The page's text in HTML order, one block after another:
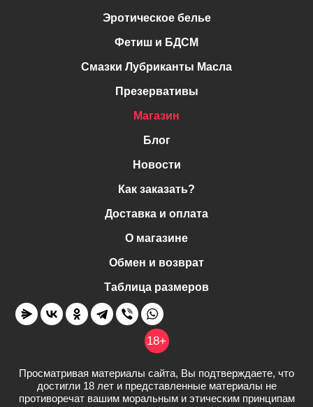
Эротическое белье
Фетиш и БДСМ
Смазки Лубриканты Масла
Презервативы
Магазин
Блог
Новости
Как заказать?
Доставка и оплата
О магазине
Обмен и возврат
Таблица размеров
18+
Просматривая материалы сайта, Вы подтверждаете, что
достигли 18 лет и представленные материалы не
противоречат вашим моральным и этическим принципам